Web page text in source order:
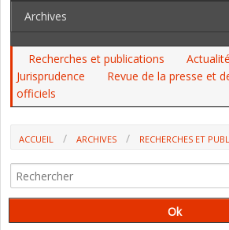
Archives
Recherches et publications
Jurisprudence
Revue de la presse et
officiels
ACCUEIL ARCHIVES
RECHERCHES ET
QUELS USAGES ?